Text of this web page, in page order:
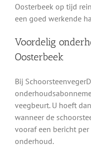
Oosterbeek op tijd
een goed werkende
Voordelig
Oosterbeek
Bij
veegbeurt. U hoeft
wanneer de
vooraf een bericht
onderhoud.